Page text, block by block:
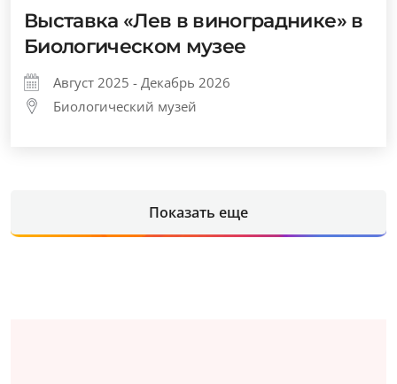
Выставка «Лев в винограднике» в
Биологическом музее
Август 2025 - Декабрь 2026
Биологический музей
Показать еще